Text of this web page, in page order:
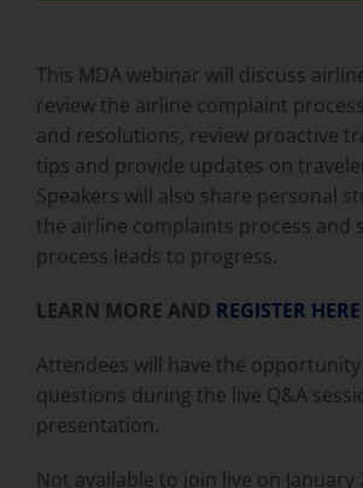
This MDA webinar will discuss
review the airline complaint
and resolutions, review proactive
tips and provide updates on
Speakers will also share personal
the airline complaints process and
process leads to progress.
LEARN MORE AND REGISTER HERE
Attendees will have the
questions during the live Q&A
presentation.
Not available to join live on January